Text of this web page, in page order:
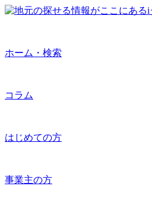
ホーム・検索
コラム
はじめての方
事業主の方